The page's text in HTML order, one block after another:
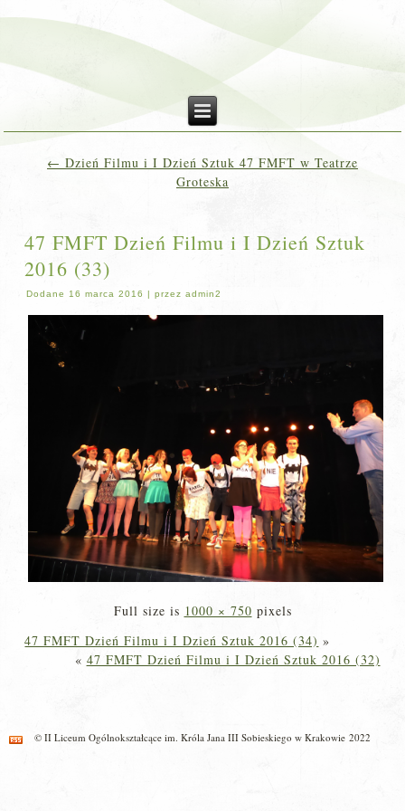
← Dzień Filmu i I Dzień Sztuk 47 FMFT w Teatrze
Groteska
47 FMFT Dzień Filmu i I Dzień Sztuk
2016 (33)
Dodane 16 marca 2016 |przez admin2
Full size is 1000 × 750 pixels
47 FMFT Dzień Filmu i I Dzień Sztuk 2016 (34) »
« 47 FMFT Dzień Filmu i I Dzień Sztuk 2016 (32)
© II Liceum Ogólnokształcące im. Króla Jana III Sobieskiego w Krakowie 2022